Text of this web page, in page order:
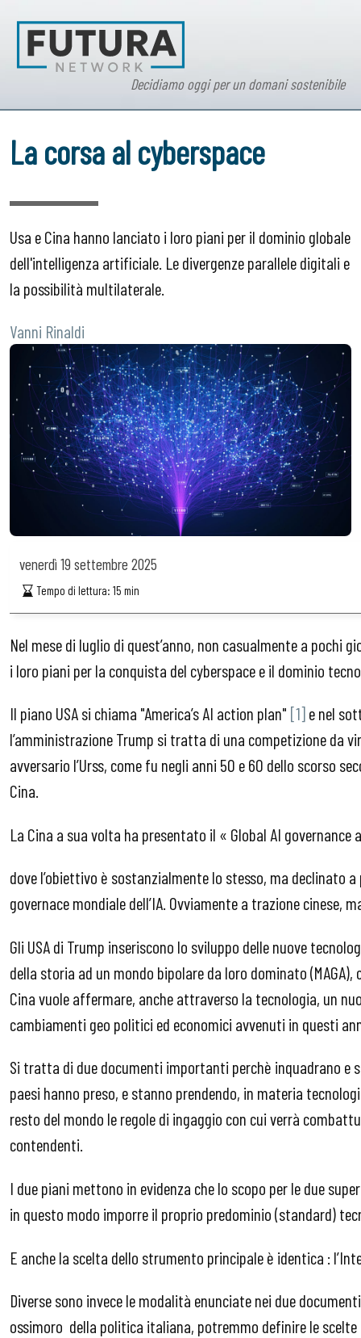
Decidiamo oggi per un domani sostenibile
La corsa al cyberspace
Usa e Cina hanno lanciato i loro piani per il dominio globale
dell'intelligenza artificiale. Le divergenze parallele digitali e
la possibilità multilaterale.
Vanni Rinaldi
venerdì 19 settembre 2025
Tempo di lettura:15 min
Nel mese di luglio di quest’anno, non casualmente a pochi
i loro piani per la conquista del cyberspace e il dominio
Il piano USA si chiama "America’s AI action plan" [1]e nel
l’amministrazione Trump si tratta di una competizione da
avversario l’Urss, come fu negli anni 50 e 60 dello scorso
Cina.
La Cina a sua volta ha presentato il « Global AI governance
dove l’obiettivo è sostanzialmente lo stesso, ma declinato
governace mondiale dell’IA. Ovviamente a trazione cinese,
Gli USA di Trump inseriscono lo sviluppo delle nuove
della storia ad un mondo bipolare da loro dominato
Cina vuole affermare, anche attraverso la tecnologia, un
cambiamenti geo politici ed economici avvenuti in questi
Si tratta di due documenti importanti perchè inquadrano e
paesi hanno preso, e stanno prendendo, in materia
resto del mondo le regole di ingaggio con cui verrà
contendenti.
I due piani mettono in evidenza che lo scopo per le due
in questo modo imporre il proprio predominio (standard)
E anche la scelta dello strumento principale è identica :
Diverse sono invece le modalità enunciate nei due
ossimoro della politica italiana, potremmo definire le scelte